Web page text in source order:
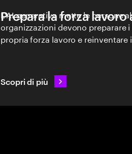
Prepara la forza lavoro
L'AI generativa mette le persone
organizzazioni devono preparare
propria forza lavoro e reinventare
Scopri di più